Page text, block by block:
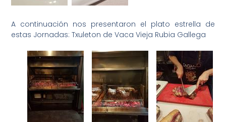
A continuación nos presentaron el plato estrella de
estas Jornadas: Txuleton de Vaca Vieja Rubia Gallega